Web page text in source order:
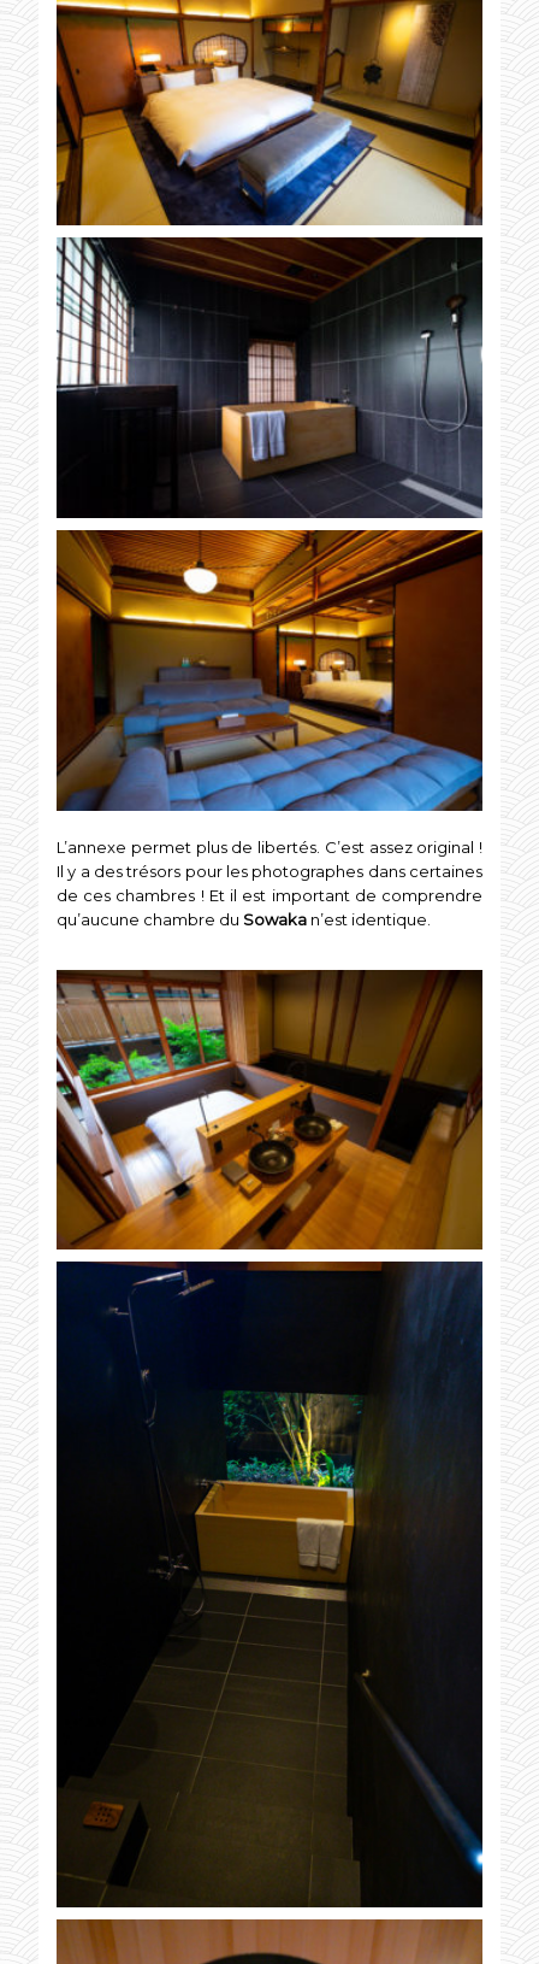
L’annexe permet plus de libertés. C’est assez original !
Il y a des trésors pour les photographes dans certaines
de ces chambres ! Et il est important de comprendre
qu’aucune chambre du Sowaka n’est identique.